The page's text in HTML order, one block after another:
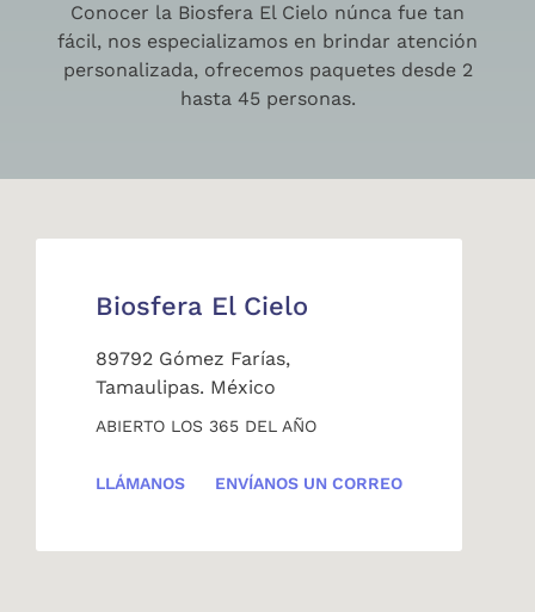
Conocer la Biosfera El Cielo núnca fue tan
fácil, nos especializamos en brindar atención
personalizada, ofrecemos paquetes desde 2
hasta 45 personas.
Biosfera El Cielo
89792 Gómez Farías,
Tamaulipas. México
ABIERTO LOS 365 DEL AÑO
LLÁMANOS ENVÍANOS UN CORREO